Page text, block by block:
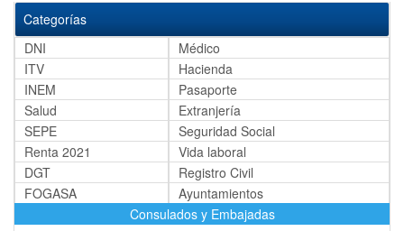
Categorías
DNI
Médico
ITV
Hacienda
INEM
Pasaporte
Salud
Extranjería
SEPE
Seguridad Social
Renta 2021
Vida laboral
DGT
Registro Civil
FOGASA
Ayuntamientos
Consulados y Embajadas